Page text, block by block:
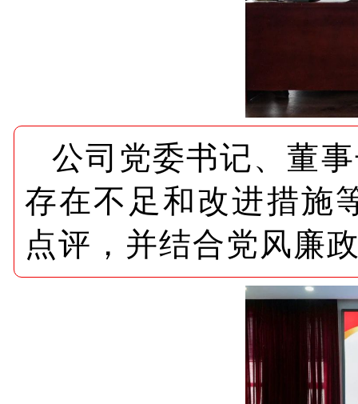
公司党委书记、董
存在不足和改进措施
点评，并结合党风廉